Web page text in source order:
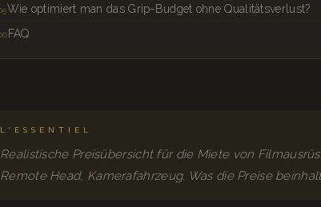
Wie optimiert man das Grip-Budget ohne Qualitätsverlust?
FAQ
L'ESSENTIEL
Realistische Preisübersicht für die Miete von
Remote Head, Kamerafahrzeug. Was die Preise